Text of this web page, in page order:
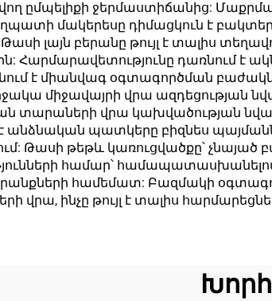
ըմպելիքի ջերմաստիճանից:
մակերեսը դիմացկուն է
լայն բերանը թույլ է տալիս
Հարմարավետությունը դառնում է
է միանվագ օգտագործման
միջավայրի վրա ազդեցության
տարաների վրա կախվածության
է անձնական պատկերը բիզնես
Թասի թեթև կառուցվածքը՝ չնայած
համար՝
համեմատ: Բազմակի
վրա, ինչը թույլ է տալիս